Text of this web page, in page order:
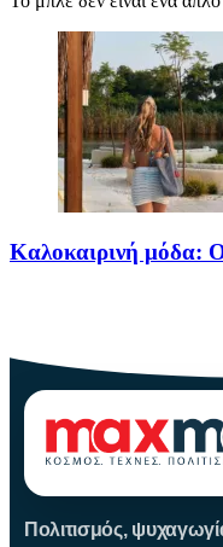
Καλοκαιρινή μόδα:
Πολιτισμός,